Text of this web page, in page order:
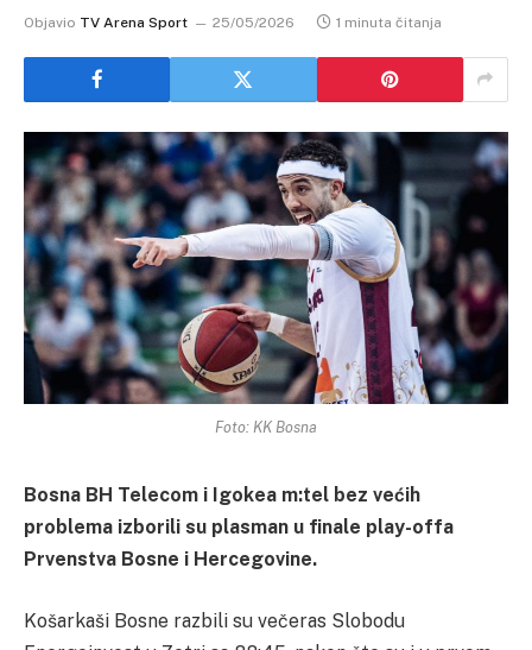
Objavio TV Arena Sport 25/05/2026 1 minuta čitanja
Foto: KK Bosna
Bosna BH Telecom i Igokea m:tel bez većih
problema izborili su plasman u finale play-offa
Prvenstva Bosne i Hercegovine.
Košarkaši Bosne razbili su večeras Slobodu